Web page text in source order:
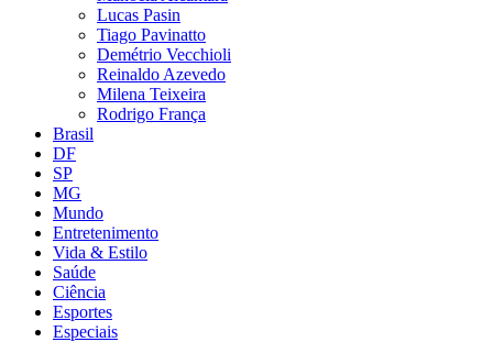
Lucas Pasin
Tiago Pavinatto
Demétrio Vecchioli
Reinaldo Azevedo
Milena Teixeira
Rodrigo França
Brasil
DF
SP
MG
Mundo
Entretenimento
Vida & Estilo
Saúde
Ciência
Esportes
Especiais